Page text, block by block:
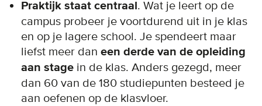
Praktijk staat centraal. Wat je leert op de
campus probeer je voortdurend uit in je klas
en op je lagere school. Je spendeert maar
liefst meer dan een derde van de opleiding
aan stage in de klas. Anders gezegd, meer
dan 60 van de 180 studiepunten besteed je
aan oefenen op de klasvloer.